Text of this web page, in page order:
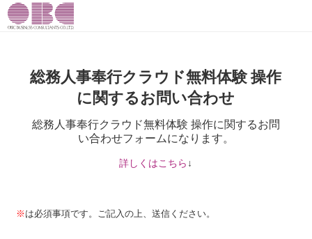
総務人事奉行クラウド無料体験 操作
に関するお問い合わせ
総務人事奉行クラウド無料体験 操作に関するお問
い合わせフォームになります。
詳しくはこちら ↓
※ は必須事項です。ご記入の上、送信ください。